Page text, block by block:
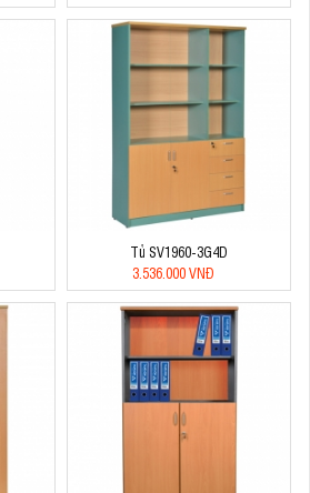
Tủ SV1960-3G4D
3.536.000 VNĐ